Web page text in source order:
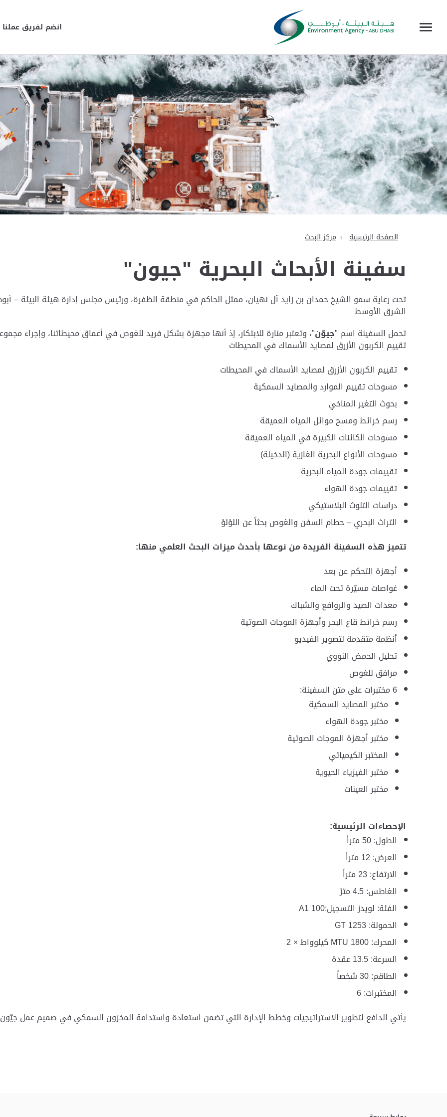
انضم لفريق عملنا
الصفحة الرئيسية مركز البحث
سفينة الأبحاث البحرية "جيون"
تحت رعاية سمو الشيخ حمدان بن زايد آل نهيان، ممثل الحاكم في منطقة الظفرة، ورئيس مجلس إدارة هيئة البيئة –
الشرق الأوسط
تحمل السفينة اسم "جيوّن"، وتعتبر منارة للابتكار، إذ أنها مجهزة بشكل فريد للغوص في أعماق محيطاتنا، وإجراء
تقييم الكربون الأزرق لمصايد الأسماك في المحيطات
تقييم الكربون الأزرق لمصايد الأسماك في المحيطات
مسوحات تقييم الموارد والمصايد السمكية
بحوث التغير المناخي
رسم خرائط ومسح موائل المياه العميقة
مسوحات الكائنات الكبيرة في المياه العميقة
مسوحات الأنواع البحرية الغازية (الدخيلة)
تقييمات جودة المياه البحرية
تقييمات جودة الهواء
دراسات التلوث البلاستيكي
التراث البحري – حطام السفن والغوص بحثاً عن اللؤلؤ
تتميز هذه السفينة الفريدة من نوعها بأحدث ميزات البحث العلمي منها:
أجهزة التحكم عن بعد
­غواصات مسيّرة تحت الماء
­معدات الصيد والروافع والشباك
­رسم خرائط قاع البحر وأجهزة الموجات الصوتية
­أنظمة متقدمة لتصوير الفيديو
­تحليل الحمض النووي
­مرافق للغوص
­6 مختبرات على متن السفينة:
مختبر المصايد السمكية
مختبر جودة الهواء
مختبر أجهزة الموجات الصوتية
المختبر الكيميائي
مختبر الفيزياء الحيوية
مختبر العينات
الإحصاءات الرئيسية:
الطول: 50 متراً
العرض: 12 متراً
الارتفاع: 23 متراً
الغاطس: 4.5 مترً
الفئة: لويدز التسجيل:A1 100
الحمولة: 1253 GT
المحرك: 1800 MTU كيلوواط × 2
السرعة: 13.5 عقدة
الطاقم: 30 شخصاً
المختبرات: 6
يأتي الدافع لتطوير الاستراتيجيات وخطط الإدارة التي تضمن استعادة واستدامة المخزون السمكي في صميم عمل